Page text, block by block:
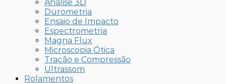
Análise 3D
Durometria
Ensaio de Impacto
Espectrometria
Magna Flux
Microscopia Ótica
Tração e Compressão
Ultrassom
Rolamentos